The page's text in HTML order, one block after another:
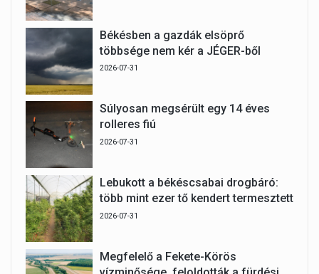
Békésben a gazdák elsöprő
többsége nem kér a JÉGER-ből
2026-07-31
Súlyosan megsérült egy 14 éves
rolleres fiú
2026-07-31
Lebukott a békéscsabai drogbáró:
több mint ezer tő kendert termesztett
2026-07-31
Megfelelő a Fekete-Körös